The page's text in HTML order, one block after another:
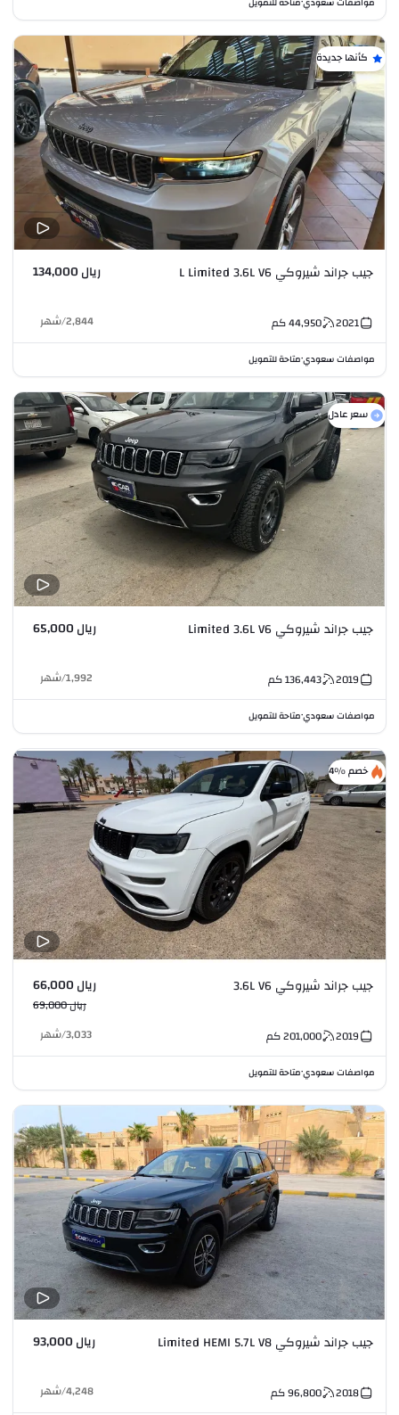
كأنها جديدة
جيب جراند شيروكي L Limited 3.6L V6 ريال 134,000
2021
44,950كم 2,844
/شهر
مواصفات سعودي•متاحة للتمويل
سعر عادل
جيب جراند شيروكي Limited 3.6L V6 ريال 65,000
2019
136,443كم 1,992
/شهر
مواصفات سعودي•متاحة للتمويل
خصم %4
جيب جراند شيروكي 3.6L V6 ريال 66,000
ريال 69,000
2019
201,000كم 3,033
/شهر
مواصفات سعودي•متاحة للتمويل
جيب جراند شيروكي Limited HEMI 5.7L V8 ريال 93,000
2018
96,800كم 4,248
/شهر